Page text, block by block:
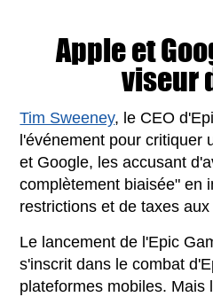
Apple et
viseur
Tim Sweeney, le CEO
l'événement pour critiquer
et Google, les accusant
complètement biaisée" en
restrictions et de taxes
Le lancement de l'Epic
s'inscrit dans le combat
plateformes mobiles. Mais